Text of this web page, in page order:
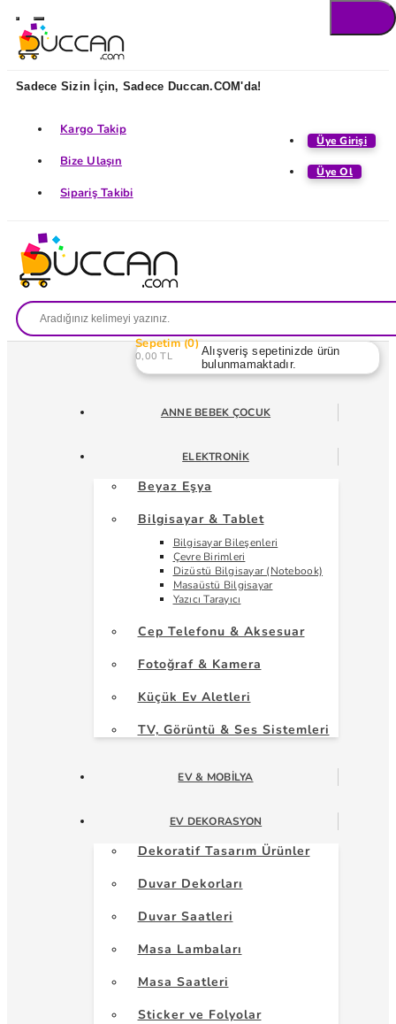
Sadece Sizin İçin, Sadece Duccan.COM'da!
Üye Girişi
Üye Ol
Kargo Takip
Bize Ulaşın
Sipariş Takibi
Sepetim 0
0,00 TL
Alışveriş sepetinizde ürün
bulunmamaktadır.
ANNE BEBEK ÇOCUK
ELEKTRONIK
Beyaz Eşya
Bilgisayar & Tablet
Bilgisayar Bileşenleri
Çevre Birimleri
Dizüstü Bilgisayar (Notebook)
Masaüstü Bilgisayar
Yazıcı Tarayıcı
Cep Telefonu & Aksesuar
Fotoğraf & Kamera
Küçük Ev Aletleri
TV, Görüntü & Ses Sistemleri
EV & MOBILYA
EV DEKORASYON
Dekoratif Tasarım Ürünler
Duvar Dekorları
Duvar Saatleri
Masa Lambaları
Masa Saatleri
Sticker ve Folyolar